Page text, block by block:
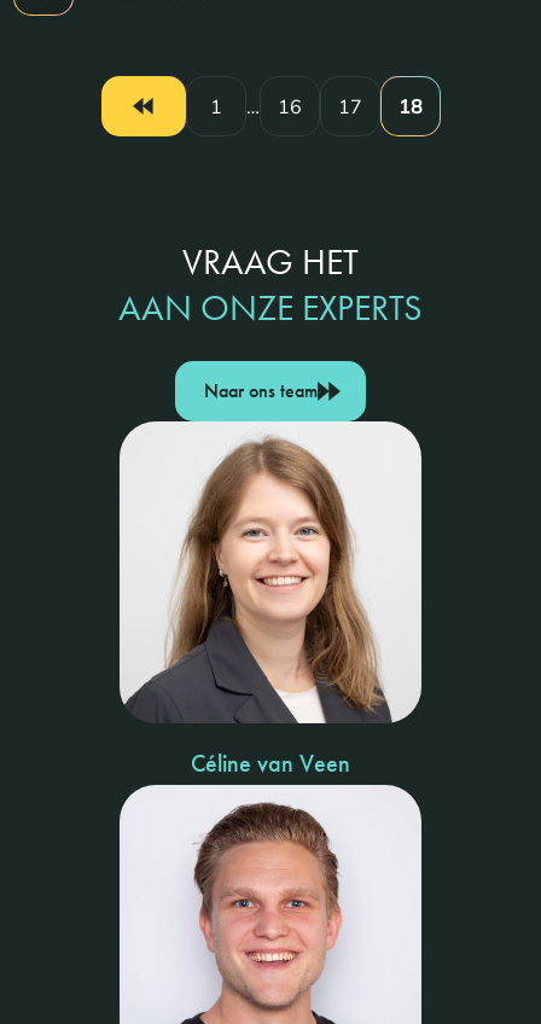
1 … 16 17 18
VRAAG HET
AAN ONZE EXPERTS
Naar ons team
Céline van Veen